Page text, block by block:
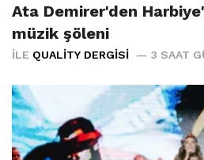
Ata Demirer'den
müzik şöleni
İLE QUALITY DERGISI 3 SAAT